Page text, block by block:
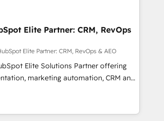
in B2B sectors such as
and business services. We prepare a
case that demonstrates the value and
transformation, including a detailed
focus on ROI and TCO. As a trusted
we embark on a transformational
business up for long-term success.
Elite Partner: CRM, RevOps
Elite Partner: CRM, RevOps & AEO
Elite Solutions Partner offering
marketing automation, CRM and
data architecture, sales enablement,
lead scoring and revenue reporting.
and integrated enterprise stacks.